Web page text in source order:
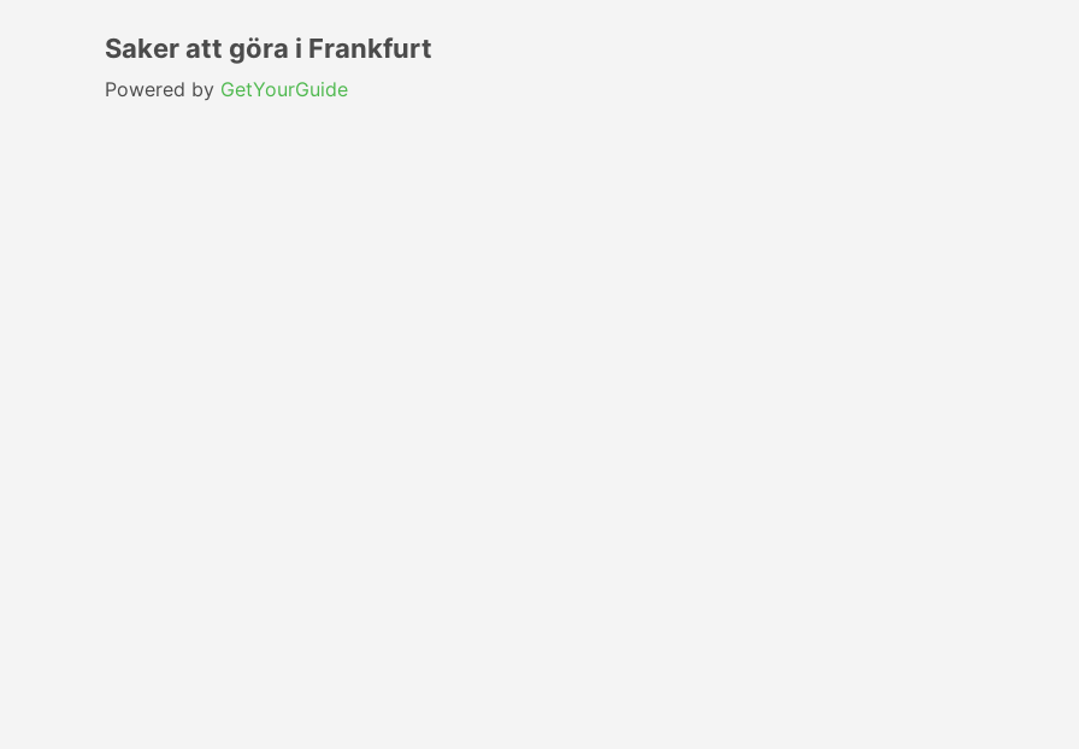
Saker att göra i Frankfurt
Powered by GetYourGuide